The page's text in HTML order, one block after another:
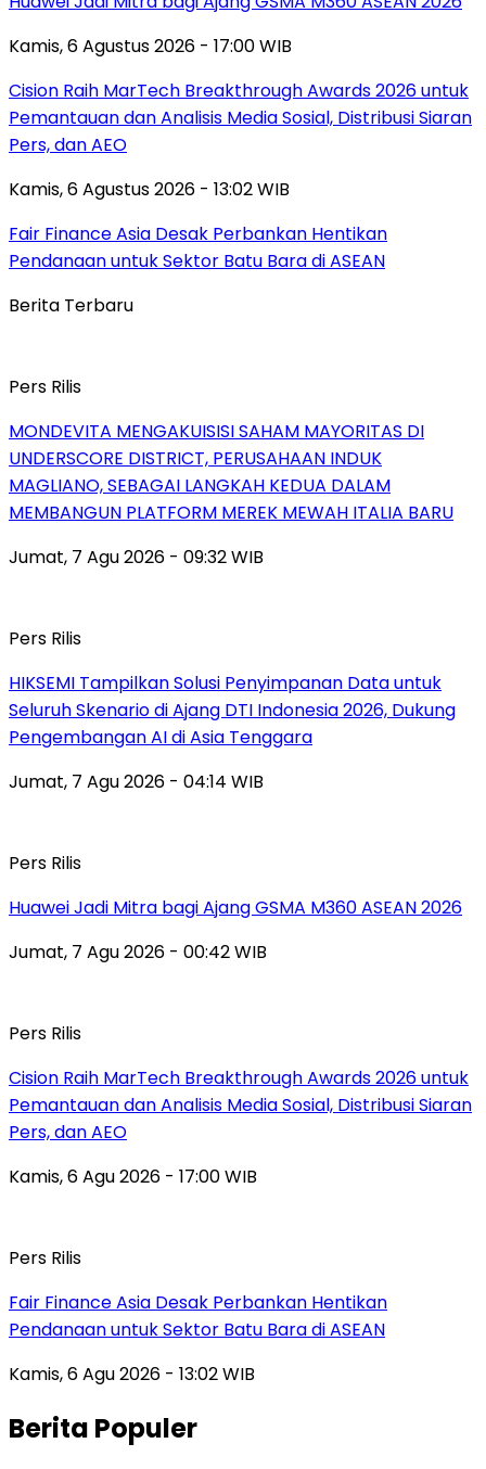
Kamis, 6 Agustus 2026 - 17:00 WIB
Cision Raih MarTech Breakthrough Awards 2026 untuk
Pemantauan dan Analisis Media Sosial, Distribusi Siaran
Pers, dan AEO
Kamis, 6 Agustus 2026 - 13:02 WIB
Fair Finance Asia Desak Perbankan Hentikan
Pendanaan untuk Sektor Batu Bara di ASEAN
Berita Terbaru
Pers Rilis
MONDEVITA MENGAKUISISI SAHAM MAYORITAS DI
UNDERSCORE DISTRICT, PERUSAHAAN INDUK
MAGLIANO, SEBAGAI LANGKAH KEDUA DALAM
MEMBANGUN PLATFORM MEREK MEWAH ITALIA BARU
Jumat, 7 Agu 2026 - 09:32 WIB
Pers Rilis
HIKSEMI Tampilkan Solusi Penyimpanan Data untuk
Seluruh Skenario di Ajang DTI Indonesia 2026, Dukung
Pengembangan AI di Asia Tenggara
Jumat, 7 Agu 2026 - 04:14 WIB
Pers Rilis
Huawei Jadi Mitra bagi Ajang GSMA M360 ASEAN 2026
Jumat, 7 Agu 2026 - 00:42 WIB
Pers Rilis
Cision Raih MarTech Breakthrough Awards 2026 untuk
Pemantauan dan Analisis Media Sosial, Distribusi Siaran
Pers, dan AEO
Kamis, 6 Agu 2026 - 17:00 WIB
Pers Rilis
Fair Finance Asia Desak Perbankan Hentikan
Pendanaan untuk Sektor Batu Bara di ASEAN
Kamis, 6 Agu 2026 - 13:02 WIB
Berita Populer